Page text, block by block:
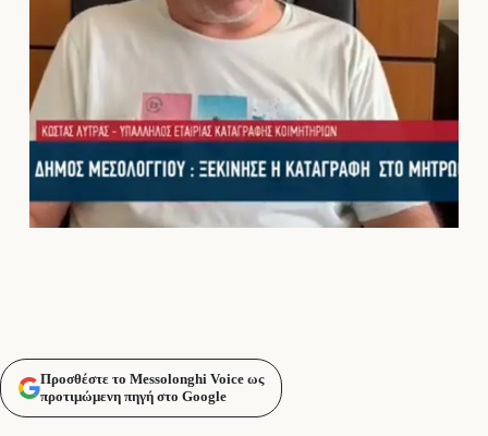
Προσθέστε το Messolonghi Voice ως
προτιμώμενη πηγή στο Google